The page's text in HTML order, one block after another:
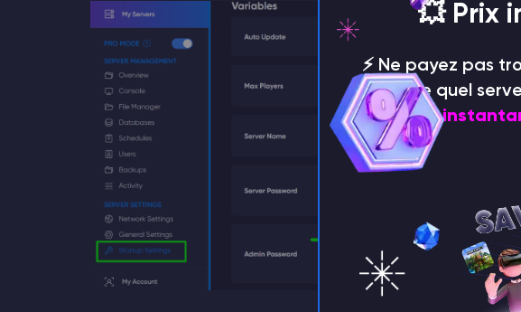
💥 Prix
⚡️ Ne payez pas
n'importe quel
75 %